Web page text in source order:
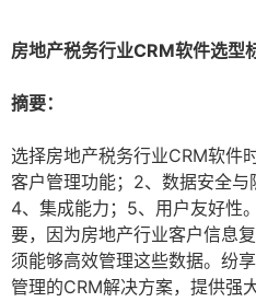
房地产税务行业CRM软件选型
摘要：
选择房地产税务行业CRM软件
客户管理功能；2、数据安全与
4、集成能力；5、用户友好性。
要，因为房地产行业客户信息
须能够高效管理这些数据。纷
管理的CRM解决方案，提供强